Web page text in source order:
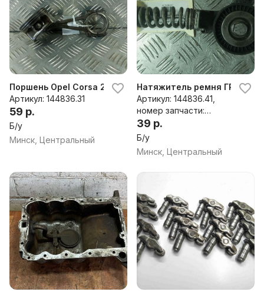
Поршень Opel Corsa 2008
Артикул: 144836.31
59 р.
Б/у
Минск, Центральный
Натяжитель ремня ГРМ Opel
Артикул: 144836.41,
номер запчасти:
55352021AW
39 р.
Б/у
Минск, Центральный